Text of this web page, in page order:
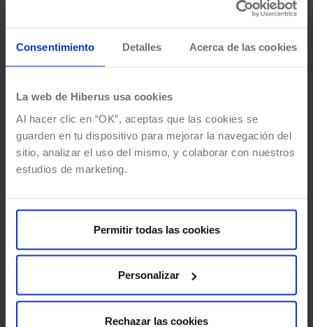
Consentimiento Detalles Acerca de las cookies
La web de Hiberus usa cookies
Al hacer clic en “OK”, aceptas que las cookies se
guarden en tu dispositivo para mejorar la navegación del
sitio, analizar el uso del mismo, y colaborar con nuestros
estudios de marketing.
Permitir todas las cookies
Personalizar
Rechazar las cookies
artificial y machine learning.
soluciones de control automático basadas en IA
y sistemas SCADA de última generación, que
permiten a operadores y utilities reaccionar
rápidamente, prevenir fallos y gestionar la red